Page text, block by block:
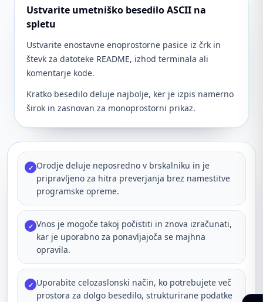
Ustvarite umetniško besedilo ASCII na
spletu
Ustvarite enostavne enoprostorne pasice iz črk in
števk za datoteke README, izhod terminala ali
komentarje kode.
Kratko besedilo deluje najbolje, ker je izpis namerno
širok in zasnovan za monoprostorni prikaz.
✓ Orodje deluje neposredno v brskalniku in je
pripravljeno za hitra preverjanja brez namestitve
programske opreme.
✓ Vnos je mogoče takoj počistiti in znova izračunati,
kar je uporabno za ponavljajoča se majhna
opravila.
✓ Uporabite celozaslonski način, ko potrebujete več
prostora za dolgo besedilo, strukturirane podatke